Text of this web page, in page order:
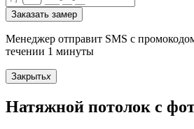
Заказать замер
Менеджер отправит SMS с
течении 1 минуты
Закрытьx
Натяжной потолок с